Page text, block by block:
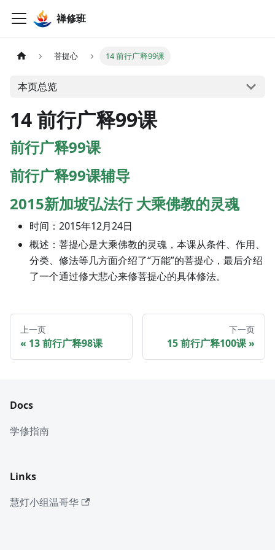
禅修班
菩提心 14 前行广释99课
本页总览
14 前行广释99课
前行广释99课
前行广释99课辅导
2015新加坡弘法行 大乘佛教的灵魂
时间：2015年12月24日
概述：菩提心是大乘佛教的灵魂，本课从条件、作用、
分类、修法等几方面介绍了“万能”的菩提心，最后介绍
了一个通过修大悲心来修菩提心的具体修法。
上一页
13 前行广释98课
下一页
15 前行广释100课
Docs
学修指南
Links
慧灯小组温哥华